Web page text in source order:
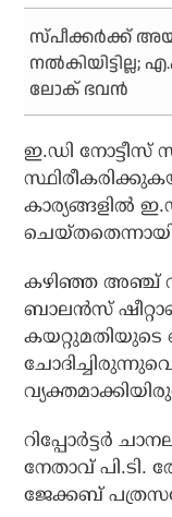
സ്പീക്കര്‍ക്ക്
നല്‍കിയിട്ടില്ല;
ലോക് ഭവൻ
ഇ.ഡി
കാര്യങ്ങളില്‍
കഴിഞ്ഞ അഞ്ച്
ബാലന്‍സ്
കയറ്റുമതിയുടെ
റിപ്പോര്‍ട്ടര്‍
നേതാവ്
ജേക്കബ്